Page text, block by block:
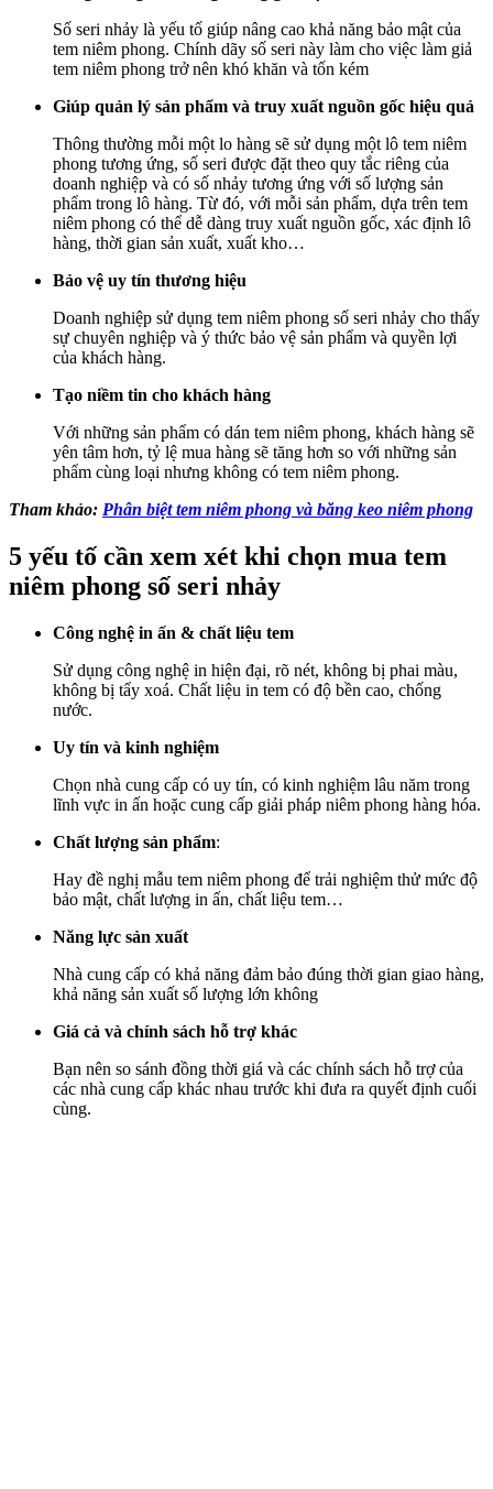
Số seri nhảy là yếu tố giúp nâng cao khả năng bảo mật của
tem niêm phong. Chính dãy số seri này làm cho việc làm giả
tem niêm phong trở nên khó khăn và tốn kém
Giúp quản lý sản phẩm và truy xuất nguồn gốc hiệu quả
Thông thường mỗi một lo hàng sẽ sử dụng một lô tem niêm
phong tương ứng, số seri được đặt theo quy tắc riêng của
doanh nghiệp và có số nhảy tương ứng với số lượng sản
phẩm trong lô hàng. Từ đó, với mỗi sản phẩm, dựa trên tem
niêm phong có thể dễ dàng truy xuất nguồn gốc, xác định lô
hàng, thời gian sản xuất, xuất kho…
Bảo vệ uy tín thương hiệu
Doanh nghiệp sử dụng tem niêm phong số seri nhảy cho thấy
sự chuyên nghiệp và ý thức bảo vệ sản phẩm và quyền lợi
của khách hàng.
Tạo niềm tin cho khách hàng
Với những sản phẩm có dán tem niêm phong, khách hàng sẽ
yên tâm hơn, tỷ lệ mua hàng sẽ tăng hơn so với những sản
phẩm cùng loại nhưng không có tem niêm phong.
Tham khảo: Phân biệt tem niêm phong và băng keo niêm phong
5 yếu tố cần xem xét khi chọn mua tem
niêm phong số seri nhảy
Công nghệ in ấn & chất liệu tem
Sử dụng công nghệ in hiện đại, rõ nét, không bị phai màu,
không bị tẩy xoá. Chất liệu in tem có độ bền cao, chống
nước.
Uy tín và kinh nghiệm
Chọn nhà cung cấp có uy tín, có kinh nghiệm lâu năm trong
lĩnh vực in ấn hoặc cung cấp giải pháp niêm phong hàng hóa.
Chất lượng sản phẩm:
Hay đề nghị mẫu tem niêm phong để trải nghiệm thử mức độ
bảo mật, chất lượng in ấn, chất liệu tem…
Năng lực sản xuất
Nhà cung cấp có khả năng đảm bảo đúng thời gian giao hàng,
khả năng sản xuất số lượng lớn không
Giá cả và chính sách hỗ trợ khác
Bạn nên so sánh đồng thời giá và các chính sách hỗ trợ của
các nhà cung cấp khác nhau trước khi đưa ra quyết định cuối
cùng.